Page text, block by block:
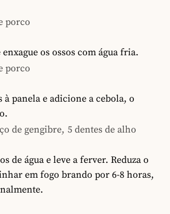
porco
enxague os ossos com água fria.
porco
à panela e adicione a cebola, o
de gengibre, 5 dentes de alho
de água e leve a ferver. Reduza o
em fogo brando por 6-8 horas,